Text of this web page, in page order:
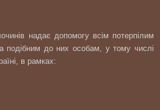
надає допомогу всім потерпілим
подібним до них особам, у тому числі
в рамках: